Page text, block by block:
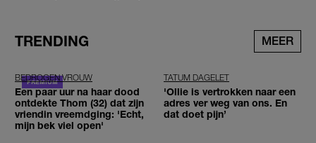
TRENDING MEER
BEDROGEN VROUW
Een paar uur na haar dood
ontdekte Thom (32) dat zijn
vriendin vreemdging: 'Echt,
mijn bek viel open'
TATUM DAGELET
'Ollie is vertrokken naar een
adres ver weg van ons. En
dat doet pijn’